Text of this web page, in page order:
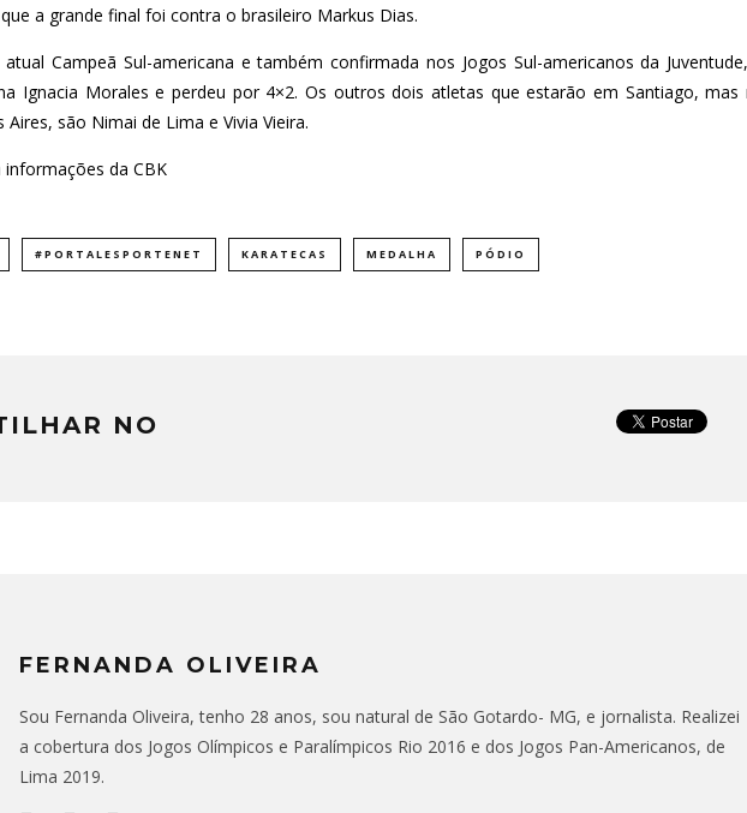
a grande final foi contra o brasileiro Markus Dias.
Campeã Sul-americana e também confirmada nos Jogos Sul-americanos da
Ignacia Morales e perdeu por 4×2. Os outros dois atletas que estarão em Santiago, mas
são Nimai de Lima e Vivia Vieira.
da CBK
#PORTALESPORTENET KARATECAS MEDALHA PÓDIO
NO
FERNANDA OLIVEIRA
Sou Fernanda Oliveira, tenho 28 anos, sou natural de São Gotardo- MG, e jornalista. Realizei
a cobertura dos Jogos Olímpicos e Paralímpicos Rio 2016 e dos Jogos Pan-Americanos, de
Lima 2019.